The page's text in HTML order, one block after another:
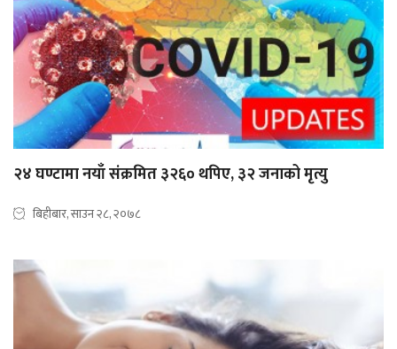
२४ घण्टामा नयाँ संक्रमित ३२६० थपिए, ३२ जनाको मृत्यु
बिहीबार, साउन २८, २०७८